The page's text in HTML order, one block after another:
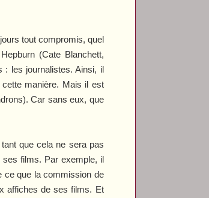
tout compromis, quel
(Cate Blanchett,
: les journalistes. Ainsi, il
cette manière. Mais il est
Car sans eux, que
que cela ne sera pas
ses films. Par exemple, il
ce que la commission de
affiches de ses films. Et